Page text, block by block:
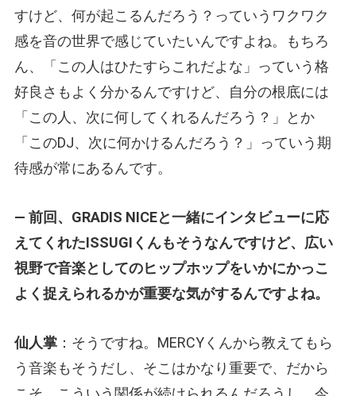
すけど、何が起こるんだろう？っていうワクワク
感を音の世界で感じていたいんですよね。もちろ
ん、「この人はひたすらこれだよな」っていう格
好良さもよく分かるんですけど、自分の根底には
「この人、次に何してくれるんだろう？」とか
「このDJ、次に何かけるんだろう？」っていう期
待感が常にあるんです。
— 前回、GRADIS NICEと一緒にインタビューに応
えてくれたISSUGIくんもそうなんですけど、広い
視野で音楽としてのヒップホップをいかにかっこ
よく捉えられるかが重要な気がするんですよね。
仙人掌 ：そうですね。MERCYくんから教えてもら
う音楽もそうだし、そこはかなり重要で、だから